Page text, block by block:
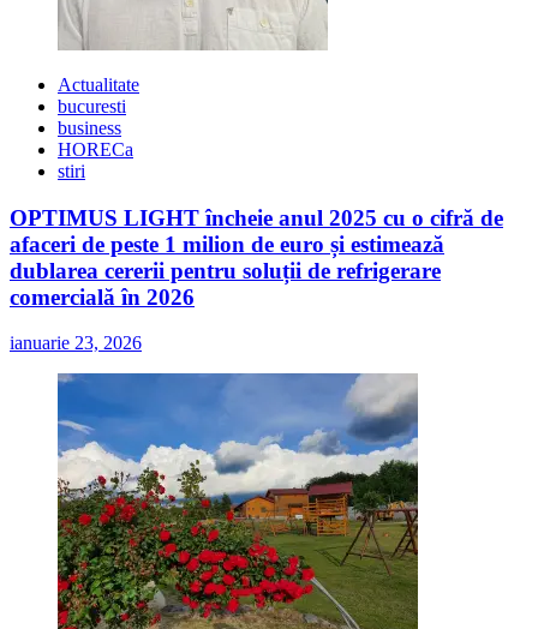
Actualitate
bucuresti
business
HORECa
stiri
OPTIMUS LIGHT încheie anul 2025 cu o cifră de
afaceri de peste 1 milion de euro și estimează
dublarea cererii pentru soluții de refrigerare
comercială în 2026
ianuarie 23, 2026